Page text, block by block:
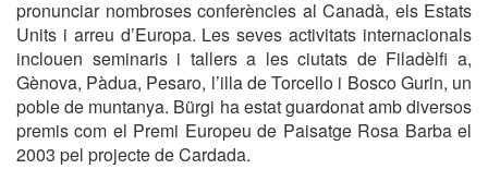
pronunciar nombroses conferències al Canadà, els Estats
Units i arreu d’Europa. Les seves activitats internacionals
inclouen seminaris i tallers a les ciutats de Filadèlfi a,
Gènova, Pàdua, Pesaro, l’illa de Torcello i Bosco Gurin, un
poble de muntanya. Bürgi ha estat guardonat amb diversos
premis com el Premi Europeu de Paisatge Rosa Barba el
2003 pel projecte de Cardada.